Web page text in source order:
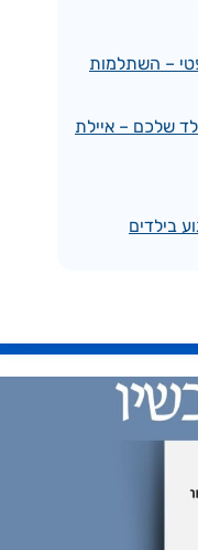
– השתלמות
שלכם – איילת
בילדים